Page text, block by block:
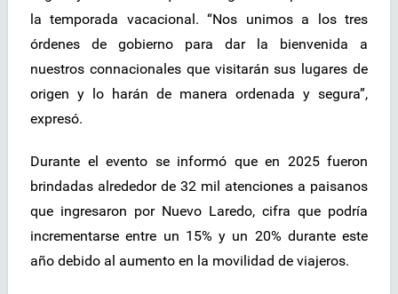
la temporada vacacional. “Nos unimos a los tres
órdenes de gobierno para dar la bienvenida a
nuestros connacionales que visitarán sus lugares de
origen y lo harán de manera ordenada y segura”,
expresó.
Durante el evento se informó que en 2025 fueron
brindadas alrededor de 32 mil atenciones a paisanos
que ingresaron por Nuevo Laredo, cifra que podría
incrementarse entre un 15% y un 20% durante este
año debido al aumento en la movilidad de viajeros.